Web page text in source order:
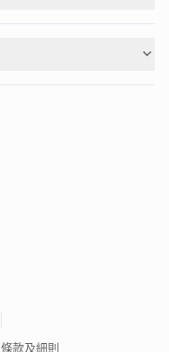
條款及細則